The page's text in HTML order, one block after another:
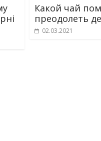
Какой чай
преодолеть
02.03.2021